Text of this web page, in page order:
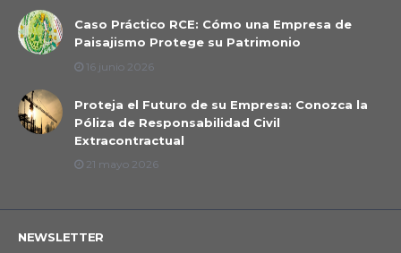
Caso Práctico RCE: Cómo una Empresa de
Paisajismo Protege su Patrimonio
16 junio 2026
Proteja el Futuro de su Empresa: Conozca la
Póliza de Responsabilidad Civil
Extracontractual
21 mayo 2026
NEWSLETTER